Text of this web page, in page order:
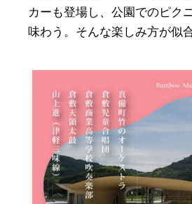
カーも登場し、公園でのピク
味わう。そんな楽しみ方が似